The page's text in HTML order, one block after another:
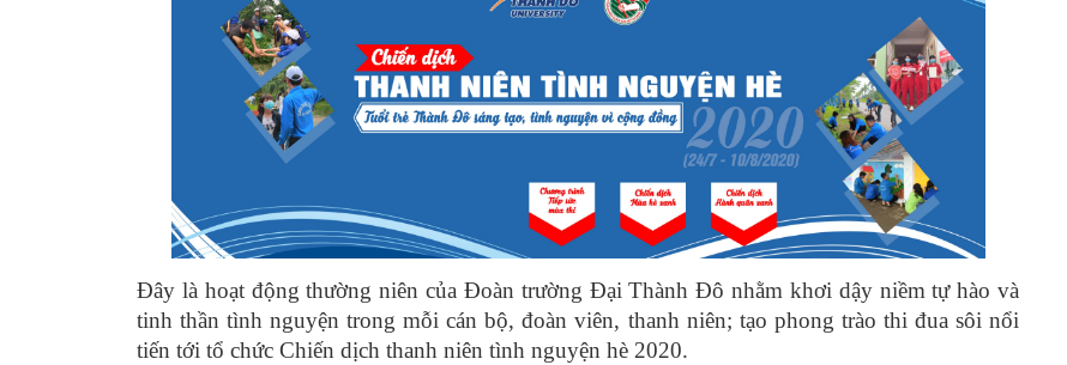
Đây là hoạt động thường niên của Đoàn trường Đại Thành Đô nhằm khơi dậy niềm tự hào và
tinh thần tình nguyện trong mỗi cán bộ, đoàn viên, thanh niên; tạo phong trào thi đua sôi nổi
tiến tới tổ chức Chiến dịch thanh niên tình nguyện hè 2020.